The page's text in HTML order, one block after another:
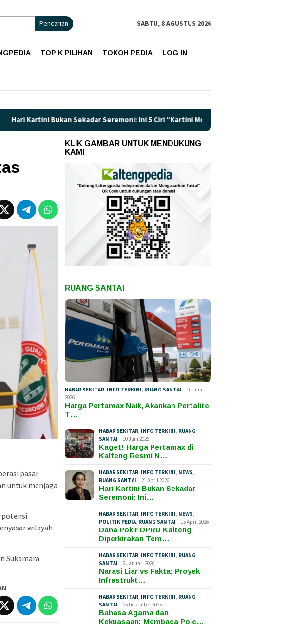
Pencarian SABTU, 8 AGUSTUS 2026
TOPIK PILIHAN TOKOH PEDIA LOG IN
Sekadar Seremoni: Ini 5 Ciri “Kartini Modern” di Era Tekanan Sosial dan Digital
pasar
untuk menjaga
wilayah
Sukamara
KLIK GAMBAR UNTUK MENDUKUNG
KAMI
RUANG SANTAI
HABAR SEKITAR INFO TERKINI RUANG SANTAI
10 Juni
2026
Harga Pertamax Naik, Akankah Pertalite
T…
HABAR SEKITAR INFO TERKINI RUANG
SANTAI
10 Juni 2026
Kaget! Harga Pertamax di
Kalteng Resmi N…
HABAR SEKITAR INFO TERKINI NEWS
RUANG SANTAI
21 April 2026
Hari Kartini Bukan Sekadar
Seremoni: Ini…
HABAR SEKITAR INFO TERKINI NEWS
POLITIK PEDIA RUANG SANTAI 15 April 2026
Dana Pokir DPRD Kalteng
Diperkirakan Tem…
HABAR SEKITAR INFO TERKINI RUANG
SANTAI
9 Januari 2026
Narasi Liar vs Fakta: Proyek
Infrastrukt…
HABAR SEKITAR INFO TERKINI RUANG
SANTAI
25 Desember 2025
Bahasa Agama dan
Kekuasaan: Membaca Pole…